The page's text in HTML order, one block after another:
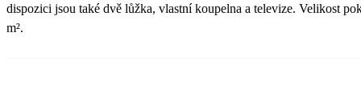
dispozici jsou také dvě lůžka, vlastní koupelna a televize. Velikost
m².